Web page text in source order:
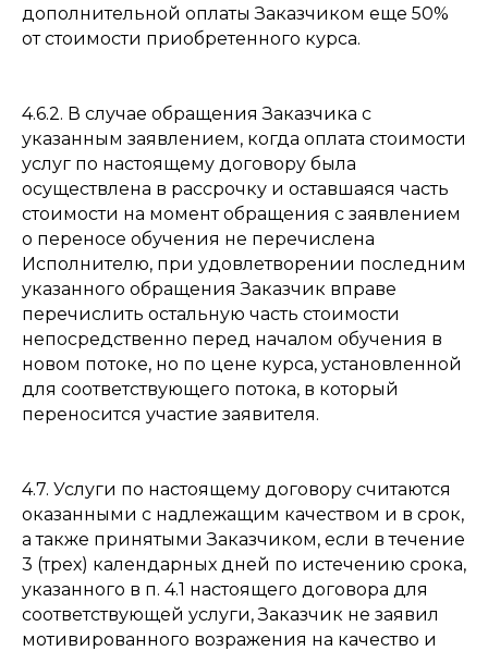
дополнительной оплаты Заказчиком еще 50%
от стоимости приобретенного курса.
4.6.2. В случае обращения Заказчика с
указанным заявлением, когда оплата стоимости
услуг по настоящему договору была
осуществлена в рассрочку и оставшаяся часть
стоимости на момент обращения с заявлением
о переносе обучения не перечислена
Исполнителю, при удовлетворении последним
указанного обращения Заказчик вправе
перечислить остальную часть стоимости
непосредственно перед началом обучения в
новом потоке, но по цене курса, установленной
для соответствующего потока, в который
переносится участие заявителя.
4.7. Услуги по настоящему договору считаются
оказанными с надлежащим качеством и в срок,
а также принятыми Заказчиком, если в течение
3 (трех) календарных дней по истечению срока,
указанного в п. 4.1 настоящего договора для
соответствующей услуги, Заказчик не заявил
мотивированного возражения на качество и